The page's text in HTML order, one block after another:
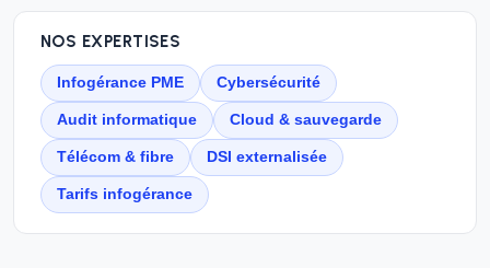
NOS EXPERTISES
Infogérance PME Cybersécurité
Audit informatique Cloud & sauvegarde
Télécom & fibre DSI externalisée
Tarifs infogérance